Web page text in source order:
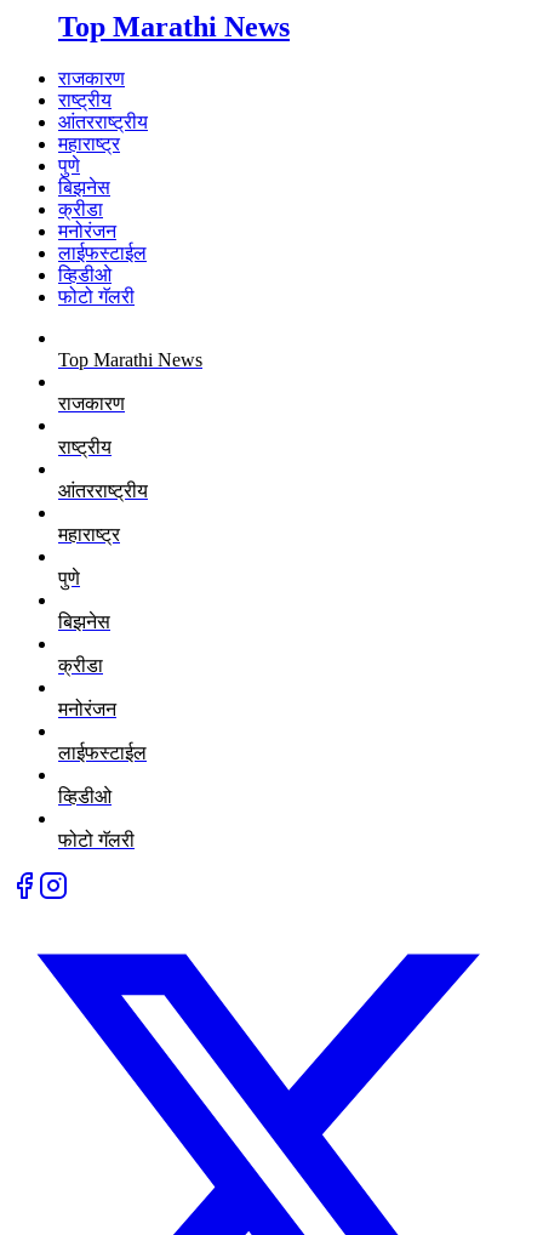
Top Marathi News
राजकारण
राष्ट्रीय
आंतरराष्ट्रीय
महाराष्ट्र
पुणे
बिझनेस
क्रीडा
मनोरंजन
लाईफस्टाईल
व्हिडीओ
फोटो गॅलरी
Top Marathi News
राजकारण
राष्ट्रीय
आंतरराष्ट्रीय
महाराष्ट्र
पुणे
बिझनेस
क्रीडा
मनोरंजन
लाईफस्टाईल
व्हिडीओ
फोटो गॅलरी